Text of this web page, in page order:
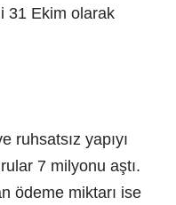
31 Ekim olarak
ruhsatsız yapıyı
7 milyonu aştı.
ödeme miktarı ise